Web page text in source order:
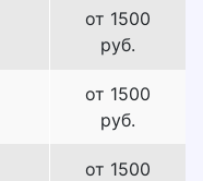
от 1500
руб.
от 1500
руб.
от 1500